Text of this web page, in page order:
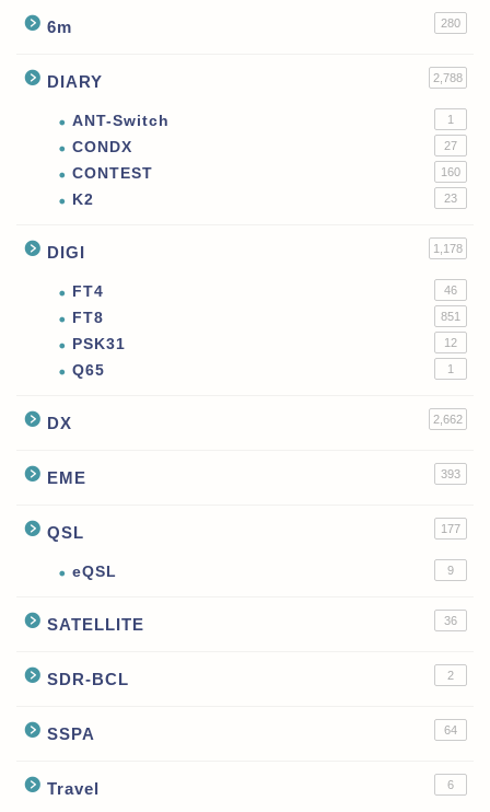
6m 280
DIARY 2,788
ANT-Switch 1
CONDX 27
CONTEST 160
K2 23
DIGI 1,178
FT4 46
FT8 851
PSK31 12
Q65 1
DX 2,662
EME 393
QSL 177
eQSL 9
SATELLITE 36
SDR-BCL 2
SSPA 64
Travel 6